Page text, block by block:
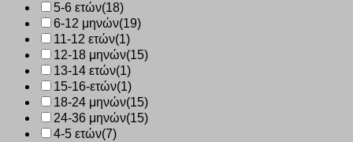
5-6 ετών(18)
6-12 μηνών(19)
11-12 ετών(1)
12-18 μηνών(15)
13-14 ετών(1)
15-16-ετών(1)
18-24 μηνών(15)
24-36 μηνών(15)
4-5 ετών(7)